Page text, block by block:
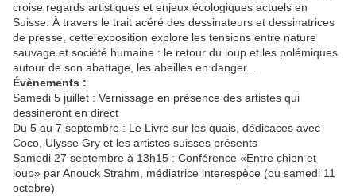
croise regards artistiques et enjeux écologiques actuels en
Suisse. À travers le trait acéré des dessinateurs et dessinatrices
de presse, cette exposition explore les tensions entre nature
sauvage et société humaine : le retour du loup et les polémiques
autour de son abattage, les abeilles en danger...
Évènements :
Samedi 5 juillet : Vernissage en présence des artistes qui
dessineront en direct
Du 5 au 7 septembre : Le Livre sur les quais, dédicaces avec
Coco, Ulysse Gry et les artistes suisses présents
Samedi 27 septembre à 13h15 : Conférence «Entre chien et
loup» par Anouck Strahm, médiatrice interespèce (ou samedi 11
octobre)